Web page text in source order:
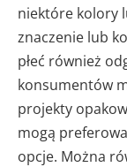
niektóre kolory
znaczenie lub
płeć również
konsumentów
projekty
mogą
opcje. Można